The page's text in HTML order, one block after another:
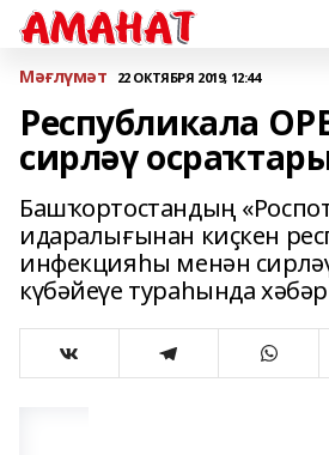
Мәғлүмәт 22 ОКТЯБРЯ 2019, 12:44
Республикала
сирләү
Башҡортостандың
идаралығынан киҫкен
инфекцияһы менән
күбәйеүе тураһында